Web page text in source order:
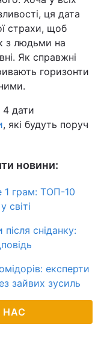
ця дата
страхи, щоб
з людьми на
Як справжні
горизонти
4 дати
, які будуть поруч
новини:
1 грам: ТОП-10
світі
сніданку:
експерти
зайвих зусиль
НАС